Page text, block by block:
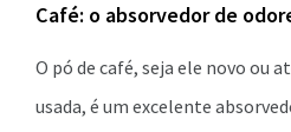
Café: o absorvedor de
O pó de café, seja ele novo ou
usada, é um excelente